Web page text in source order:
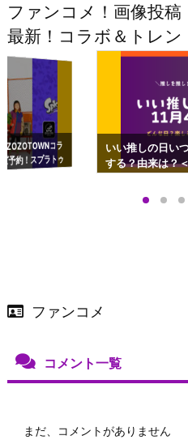
ファンコメ！画像投稿
最新！コラボ＆トレン
コラ
予約！スプラトゥ
ップも渋谷Hz
いい推しの日い
する？由来は？
ファンコメ
コメント一覧
まだ、コメントがありません